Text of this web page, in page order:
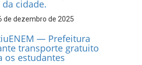
fevereiro de 2026
de Tamandaré
apoio aos
de materiais